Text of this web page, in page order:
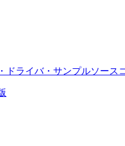
ドライバ・サンプルソース